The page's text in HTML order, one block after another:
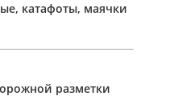
катафоты, маячки
разметки